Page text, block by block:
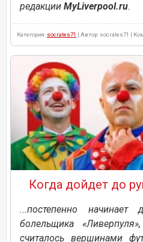
редакции MyLiverpool.ru.
Категория: socrates71 | Автор: socrates71 |
Когда дойдет до
...постепенно начинает
болельщика
считалось вершинами